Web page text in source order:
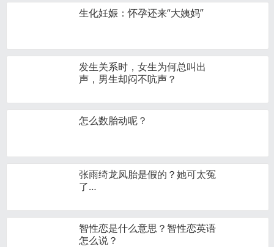
生化妊娠：怀孕还来“大姨妈”
发生关系时，女生为何总叫出
声，男生却闷不吭声？
怎么数胎动呢？
张雨绮龙凤胎是假的？她可太冤
了…
智性恋是什么意思？智性恋英语
怎么说？